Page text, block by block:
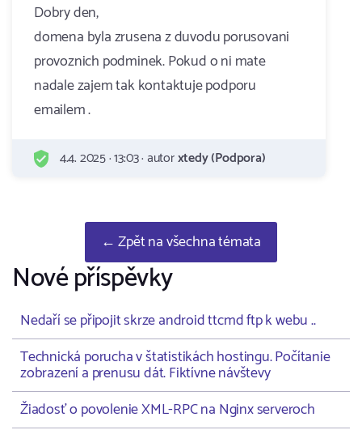
Dobry den,
domena byla zrusena z duvodu porusovani
provoznich podminek. Pokud o ni mate
nadale zajem tak kontaktuje podporu
emailem .
4.4. 2025 · 13:03 · autorxtedy (Podpora)
← Zpět na všechna témata
Nové příspěvky
Nedaří se připojit skrze android ttcmd ftp k webu ..
Technická porucha v štatistikách hostingu. Počítanie
zobrazení a prenusu dát. Fiktívne návštevy
Žiadosť o povolenie XML-RPC na Nginx serveroch